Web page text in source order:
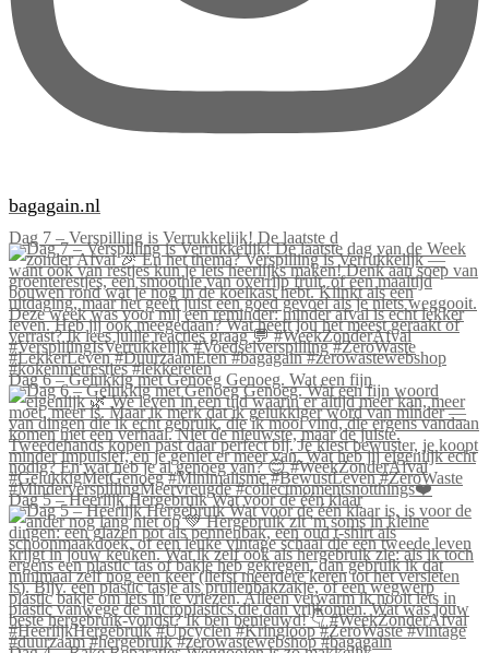
bagagain.nl
Dag 7 – Verspilling is Verrukkelijk! De laatste d
Dag 6 – Gelukkig met Genoeg Genoeg. Wat een fijn
Dag 5 – Heerlijk Hergebruik Wat voor de één klaar